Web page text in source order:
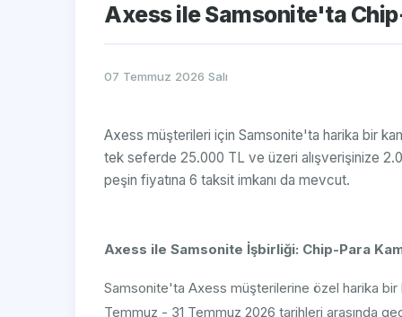
Axess ile Samsonite'ta
07 Temmuz 2026 Salı
Axess müşterileri için Samsonite'ta harika bir
tek seferde 25.000 TL ve üzeri alışverişinize
peşin fiyatına 6 taksit imkanı da mevcut.
Axess ile Samsonite İşbirliği: Chip-Para
Samsonite'ta Axess müşterilerine özel harika
Temmuz - 31 Temmuz 2026 tarihleri arasında